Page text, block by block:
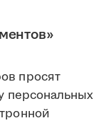
просят
персональных